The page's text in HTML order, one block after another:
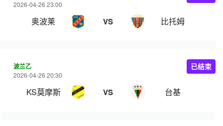
2026-04-26 23:00
奥波莱 VS 比托姆
波兰乙
2026-04-26 20:30
KS莫摩斯 VS 台基
已结束